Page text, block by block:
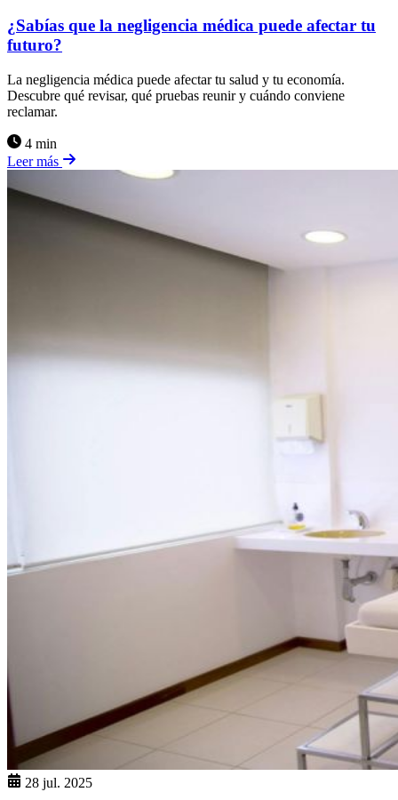
¿Sabías que la negligencia médica puede afectar tu
futuro?
La negligencia médica puede afectar tu salud y tu economía.
Descubre qué revisar, qué pruebas reunir y cuándo conviene
reclamar.
4 min
Leer más
28 jul. 2025